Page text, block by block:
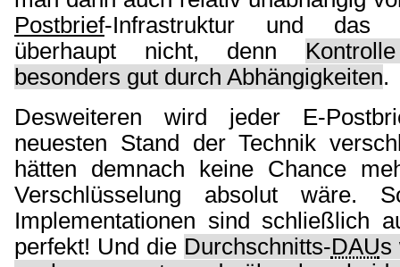
Postbrief-Infrastruktur und das
überhaupt nicht, denn
besonders gut durch Abhängigkeiten.
Desweiteren wird jeder E-
neuesten Stand der Technik
hätten demnach keine Chance
Verschlüsselung absolut wäre.
Implementationen sind schließlich
perfekt! Und die Durchschnitts-DAUs